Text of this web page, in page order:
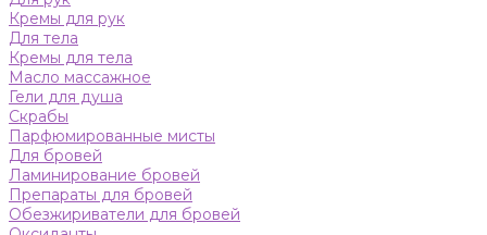
Кремы для рук
Для тела
Кремы для тела
Масло массажное
Гели для душа
Скрабы
Парфюмированные мисты
Для бровей
Ламинирование бровей
Препараты для бровей
Обезжириватели для бровей